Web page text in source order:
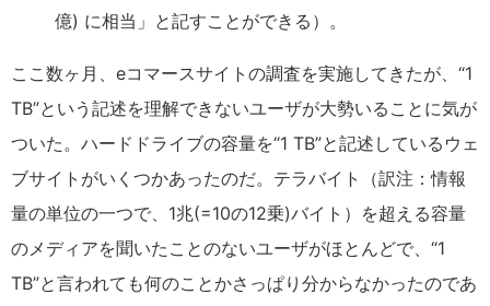
億) に相当」と記すことができる）。
ここ数ヶ月、eコマースサイトの調査を実施してきたが、“1
TB”という記述を理解できないユーザが大勢いることに気が
ついた。ハードドライブの容量を“1 TB”と記述しているウェ
ブサイトがいくつかあったのだ。テラバイト（訳注：情報
量の単位の一つで、1兆(=10の12乗)バイト）を超える容量
のメディアを聞いたことのないユーザがほとんどで、“1
TB”と言われても何のことかさっぱり分からなかったのであ